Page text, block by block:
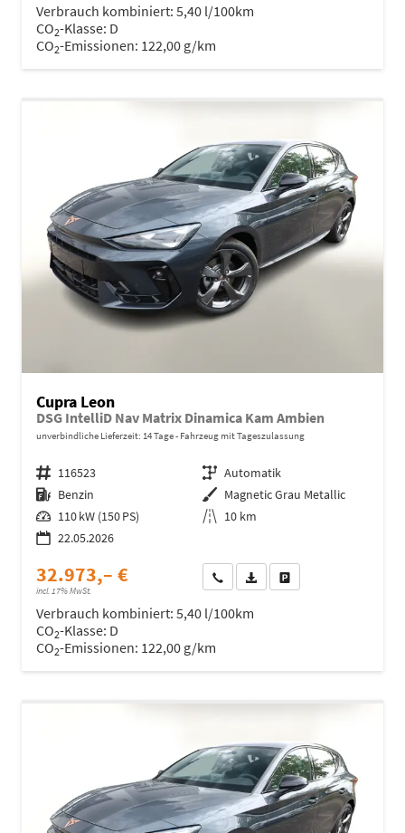
Verbrauch kombiniert: 5,40 l/100km
CO2-Klasse: D
CO2-Emissionen: 122,00 g/km
Cupra Leon
DSG IntelliD Nav Matrix Dinamica Kam Ambien
unverbindliche Lieferzeit: 14 Tage Fahrzeug mit Tageszulassung
Fahrzeugnr. 116523 Getriebe Automatik
Kraftstoff Benzin Außenfarbe Magnetic Grau Metallic
Leistung 110 kW (150 PS) Kilometerstand 10 km
22.05.2026
32.973,– €
incl. 17% MwSt.
Wir rufen Sie anFahrzeugexposé (PDF)
Verbrauch kombiniert: 5,40 l/100km
CO2-Klasse: D
CO2-Emissionen: 122,00 g/km